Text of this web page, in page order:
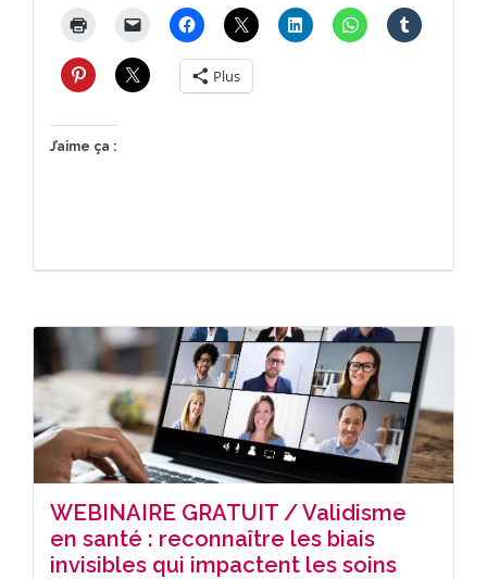
Plus
J’aime ça :
WEBINAIRE GRATUIT / Validisme
en santé : reconnaître les biais
invisibles qui impactent les soins